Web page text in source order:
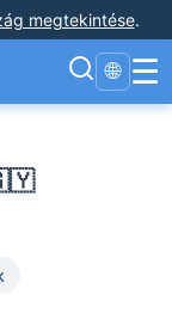
megtekintése.
🌐 ☰